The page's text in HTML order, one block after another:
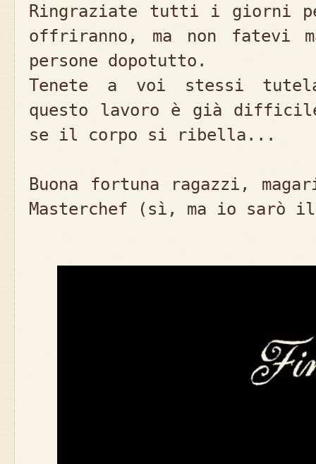
Ringraziate tutti i giorni
offriranno, ma non fatevi
persone dopotutto.
Tenete a voi stessi
questo lavoro è già
se il corpo si ribella...
Buona fortuna ragazzi,
Masterchef (sì, ma io sarò